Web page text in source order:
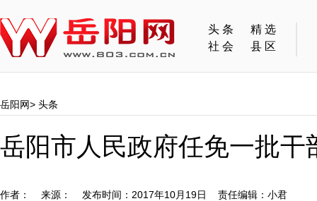
头条
精选
社会
县区
岳阳网> 头条
岳阳市人民政府任免一批干
作者： 来源： 发布时间：2017年10月19日 责任编辑：小君